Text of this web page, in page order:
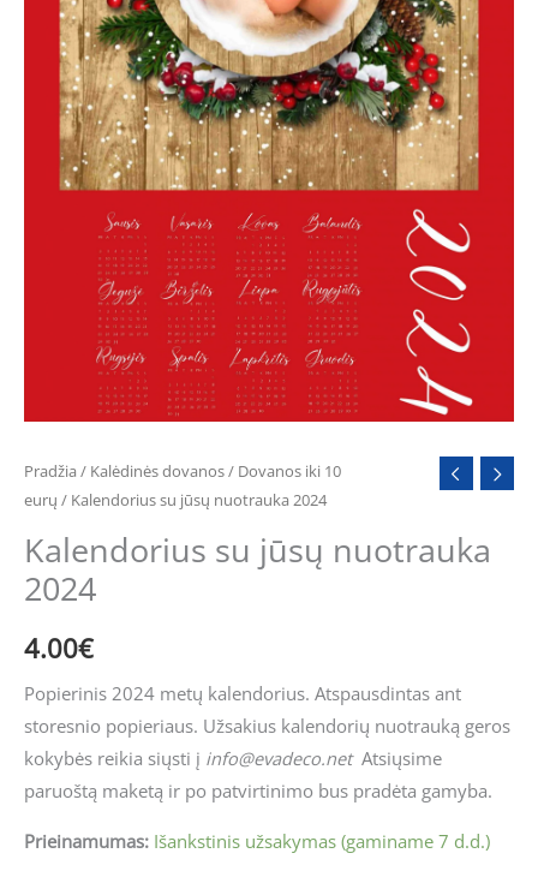
Pradžia / Kalėdinės dovanos/ Dovanos iki 10
eurų / Kalendorius su jūsų nuotrauka 2024
Kalendorius su jūsų nuotrauka
2024
4.00€
Popierinis 2024 metų kalendorius. Atspausdintas ant
storesnio popieriaus. Užsakius kalendorių nuotrauką geros
kokybės reikia siųsti į info@evadeco.net Atsiųsime
paruoštą maketą ir po patvirtinimo bus pradėta gamyba.
Prieinamumas: Išankstinis užsakymas (gaminame 7 d.d.)